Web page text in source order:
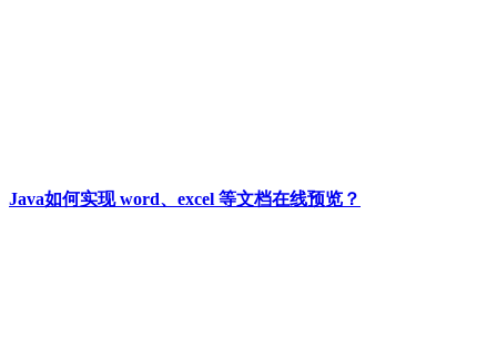
Java如何实现 word、excel 等文档在线预览？